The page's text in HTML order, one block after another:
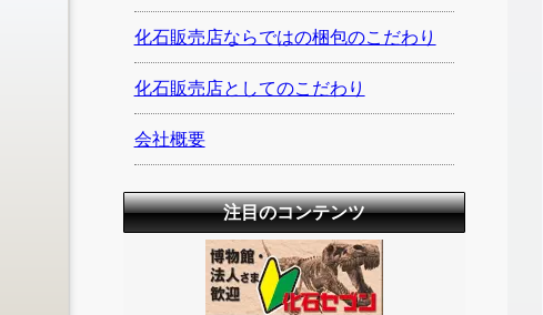
化石販売店ならではの梱包のこだわり
化石販売店としてのこだわり
会社概要
注目のコンテンツ